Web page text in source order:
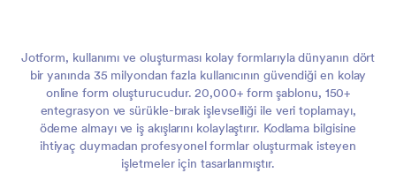
Jotform, kullanımı ve oluşturması kolay formlarıyla dünyanın dört
bir yanında 35 milyondan fazla kullanıcının güvendiği en kolay
online form oluşturucudur. 20,000+ form şablonu, 150+
entegrasyon ve sürükle-bırak işlevselliği ile veri toplamayı,
ödeme almayı ve iş akışlarını kolaylaştırır. Kodlama bilgisine
ihtiyaç duymadan profesyonel formlar oluşturmak isteyen
işletmeler için tasarlanmıştır.